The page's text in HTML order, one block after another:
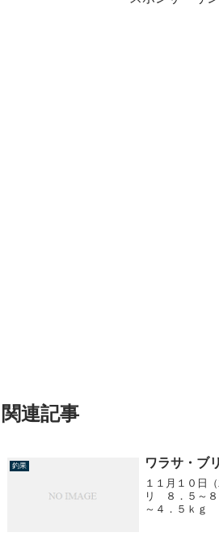
関連記事
釣果 ワラサ・ブリ
１１月１０日
リ ８．５～
～４．５ｋｇ